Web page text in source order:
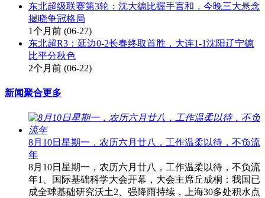
东北超级联赛第3轮：沈大德比握手言和，今晚三大悬念
揭晓争冠格局
1个月前 (06-27)
东北超R3：延边0-2长春终取首胜，大连1-1沈阳辽宁德
比平分秋色
2个月前 (06-22)
新闻聚合更多
8月10日星期一，农历六月廿八，工作温柔以待，不负流
年
8月10日星期一，农历六月廿八，工作温柔以待，不负流
年1、国际基础科学大会开幕，大会主席丘成桐：我国已
成全球基础研究沃土2、强降雨持续，上海30多处积水点